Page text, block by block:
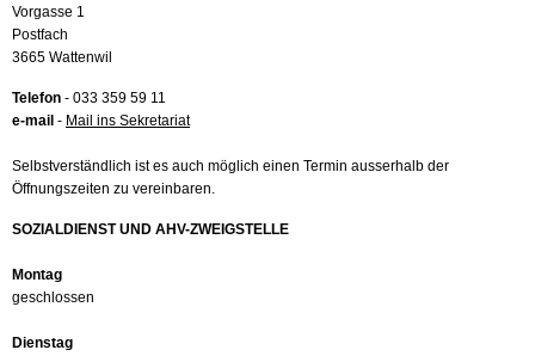
Vorgasse 1
Postfach
3665 Wattenwil
Telefon - 033 359 59 11
e-mail - Mail ins Sekretariat
Selbstverständlich ist es auch möglich einen Termin ausserhalb der
Öffnungszeiten zu vereinbaren.
SOZIALDIENST UND AHV-ZWEIGSTELLE
Montag
geschlossen
Dienstag